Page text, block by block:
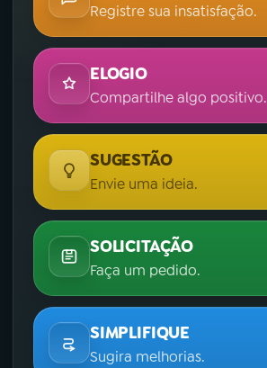
Registre sua insatisfação.
ELOGIO
Compartilhe algo positivo.
SUGESTÃO
Envie uma ideia.
SOLICITAÇÃO
Faça um pedido.
SIMPLIFIQUE
Sugira melhorias.